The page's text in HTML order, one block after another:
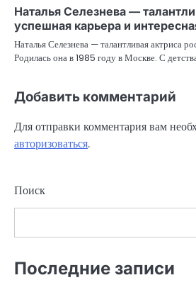
Наталья Селезнева —
успешная карьера и
Наталья Селезнева — талантливая актриса
Родилась она в 1985 году в Москве. С
Добавить комментарий
Для отправки комментария вам
авторизоваться.
Поиск
Последние записи